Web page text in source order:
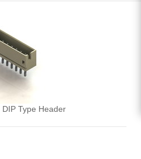
Type Header